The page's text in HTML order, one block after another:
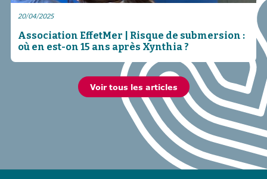
20/04/2025
Association EffetMer | Risque de submersion :
où en est-on 15 ans après Xynthia ?
Voir tous les articles